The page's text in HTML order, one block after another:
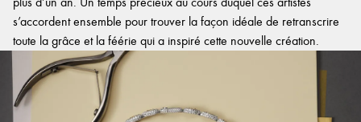
s’accordent ensemble pour trouver la façon idéale de retranscrire
toute la grâce et la féérie qui a inspiré cette nouvelle création.